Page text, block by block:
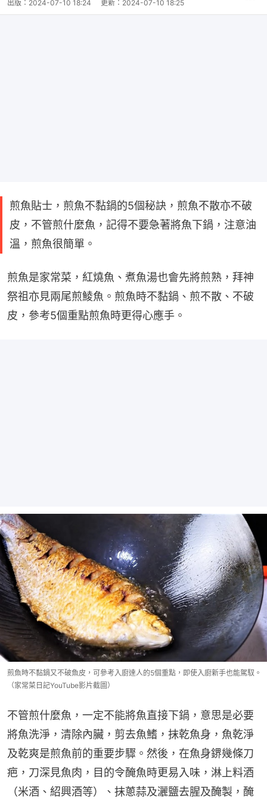
出版： 2024-07-10 18:24 更新： 2024-07-10 18:25
煎魚貼士，煎魚不黏鍋的5個秘訣，煎魚不散亦不破
皮，不管煎什麼魚，記得不要急著將魚下鍋，注意油
溫，煎魚很簡單。
煎魚是家常菜，紅燒魚、煮魚湯也會先將煎熟，拜神
祭祖亦見兩尾煎鯪魚。煎魚時不黏鍋、煎不散、不破
皮，參考5個重點煎魚時更得心應手。
煎魚時不黏鍋又不破魚皮，可參考入廚達人的5個重點，即使入廚新手也能駕馭。
（家常菜日記YouTube影片截圖）
不管煎什麼魚，一定不能將魚直接下鍋，意思是必要
將魚洗淨，清除內臟，剪去魚鰭，抹乾魚身，魚乾淨
及乾爽是煎魚前的重要步驟。然後，在魚身鎅幾條刀
疤，刀深見魚肉，目的令醃魚時更易入味，淋上料酒
（米酒、紹興酒等）、抹蔥蒜及灑鹽去腥及醃製，醃